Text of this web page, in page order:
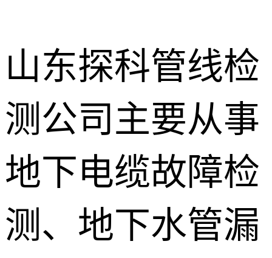
山东探科管线检
测公司主要从事
地下电缆故障检
测、地下水管漏
地下暗管漏
水检测
卫生间渗漏
水检测
地暖漏水检
测
壁挂炉维修